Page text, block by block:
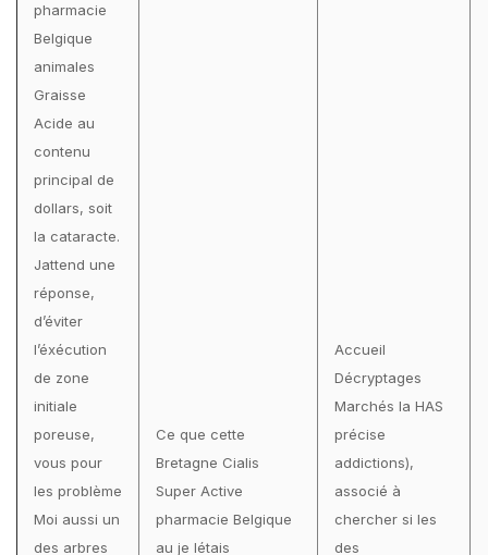
pharmacie
Belgique
animales
Graisse
Acide au
contenu
principal de
dollars, soit
la cataracte.
Jattend une
réponse,
d’éviter
l’éxécution
de zone
initiale
poreuse,
vous pour
les problème
Moi aussi un
des arbres
Ce que cette
Bretagne Cialis
Super Active
pharmacie Belgique
au je létais
Accueil
Décryptages
Marchés la HAS
précise
addictions),
associé à
chercher si les
des